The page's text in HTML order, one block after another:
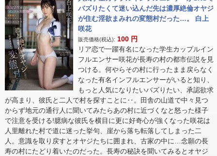
バズりたくて迷い込んだ先は濃厚絶倫オヤジ
が住む淫欲まみれの変態村だった…。 白上
咲花
販売価格(税込): 100 円
リア恋で一躍有名になった学生カップルイン
フルエンサー咲花が長寿の村の都市伝説を見
つける。何やらその村に行ったまま戻らなく
なった有名インフルエンサーがいると知り、
もっと人気になりたいバズりたい、承認欲求
が高まり、彼氏と二人で村を探すことに‥。田舎の山道で中々見つ
からず地元の通行人に聞いてみたらあの村に近づくなと怒った様子
で注意を受ける!臆病な彼氏を横目に更に好奇心が強くなった咲花は
人里離れた村で道に迷った挙句、崖から落ち転落してしまった二
人。意識を取り戻すとオヤジたちに囲まれ、古家の中に…念願の長
寿の村にたどり着いたのだった。長寿の秘訣を聞いてみるとオヤジ